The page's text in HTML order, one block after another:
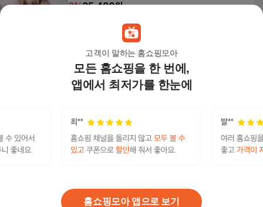
고객이 말하는 홈쇼핑모아
모든 홈쇼핑을 한 번에,
앱에서 최저가를 한눈에
홈쇼핑모아 앱으로 보기
3%35,490원
통기성 좋은 베개 경추베개 여름 배개 커버 베개솜
쿠션 (2개입)
21,900 원
TBZ 스트레칭 젤리 통기성 쿠션 베개 침구 수면베
8%21,280원